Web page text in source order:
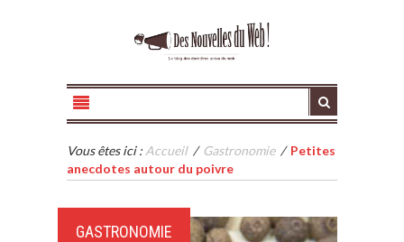
Vous êtes ici : Accueil / Gastronomie / Petites
anecdotes autour du poivre
GASTRONOMIE